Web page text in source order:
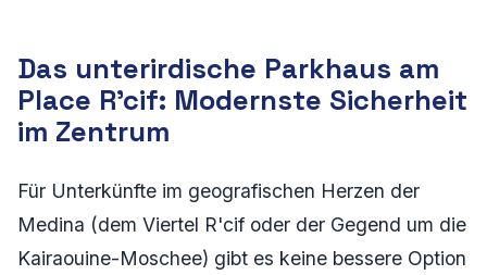
Das unterirdische Parkhaus am
Place R'cif: Modernste Sicherheit
im Zentrum
Für Unterkünfte im geografischen Herzen der
Medina (dem Viertel R'cif oder der Gegend um die
Kairaouine-Moschee) gibt es keine bessere Option